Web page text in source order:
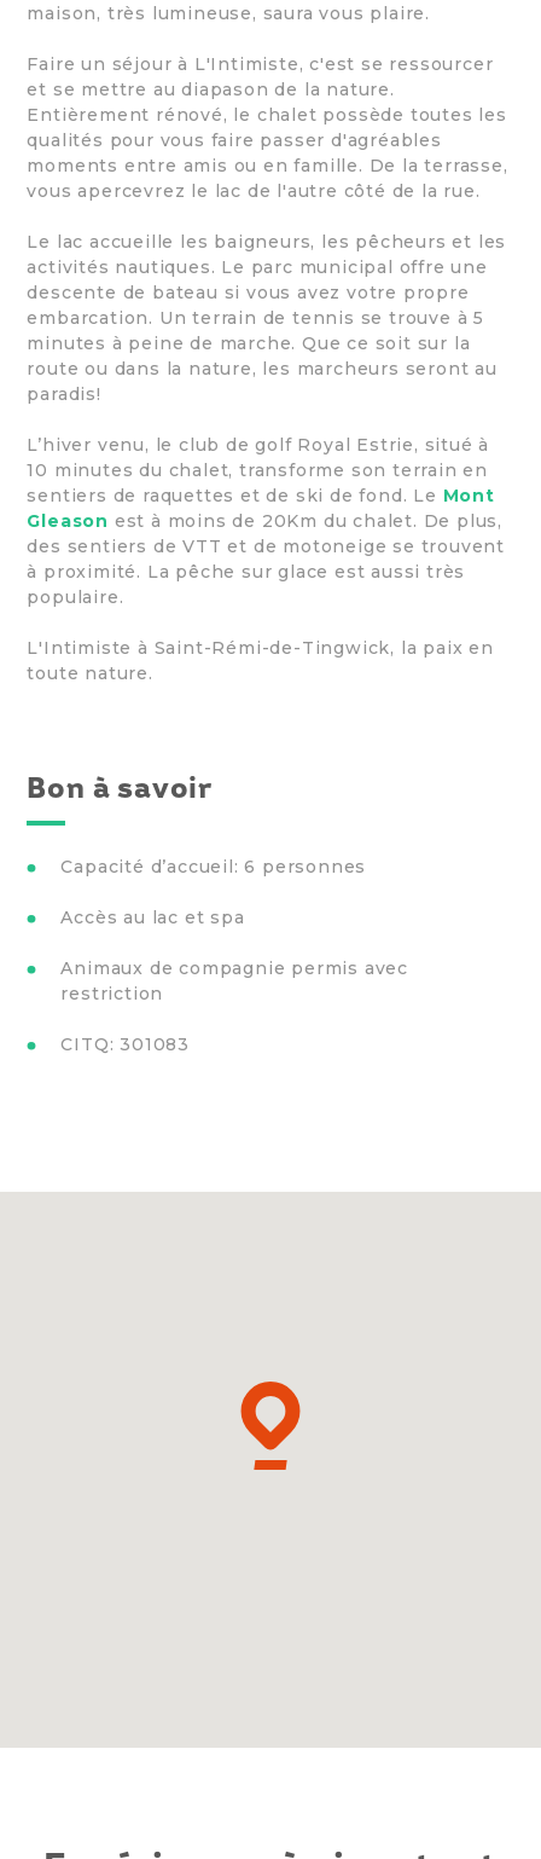
maison, très lumineuse, saura vous plaire.
Faire un séjour à L'Intimiste, c'est se ressourcer
et se mettre au diapason de la nature.
Entièrement rénové, le chalet possède toutes les
qualités pour vous faire passer d'agréables
moments entre amis ou en famille. De la terrasse,
vous apercevrez le lac de l'autre côté de la rue.
Le lac accueille les baigneurs, les pêcheurs et les
activités nautiques. Le parc municipal offre une
descente de bateau si vous avez votre propre
embarcation. Un terrain de tennis se trouve à 5
minutes à peine de marche. Que ce soit sur la
route ou dans la nature, les marcheurs seront au
paradis!
L’hiver venu, le club de golf Royal Estrie, situé à
10 minutes du chalet, transforme son terrain en
sentiers de raquettes et de ski de fond. Le Mont
Gleason est à moins de 20Km du chalet. De plus,
des sentiers de VTT et de motoneige se trouvent
à proximité. La pêche sur glace est aussi très
populaire.
L'Intimiste à Saint-Rémi-de-Tingwick, la paix en
toute nature.
Bon à savoir
Capacité d’accueil: 6 personnes
Accès au lac et spa
Animaux de compagnie permis avec
restriction
CITQ: 301083